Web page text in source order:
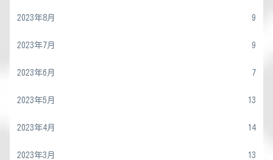
2023年8月 9
2023年7月 9
2023年6月 7
2023年5月 13
2023年4月 14
2023年3月 13